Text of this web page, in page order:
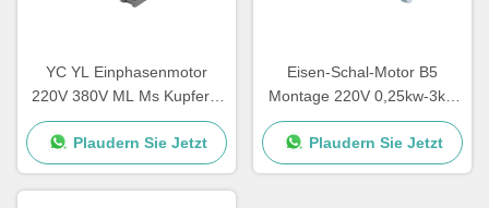
YC YL Einphasenmotor
220V 380V ML Ms Kupfer 2
Pole 4 Pole 2,2kw 1,5kw
1,1kw 0,75kw 3kw
Plaudern Sie Jetzt
Eisen-Schal-Motor B5
Montage 220V 0,25kw-3kw
Einphasen-Asynchronmotor
Plaudern Sie Jetzt